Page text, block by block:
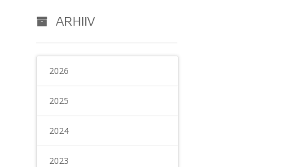
ARHIIV
2026
2025
2024
2023